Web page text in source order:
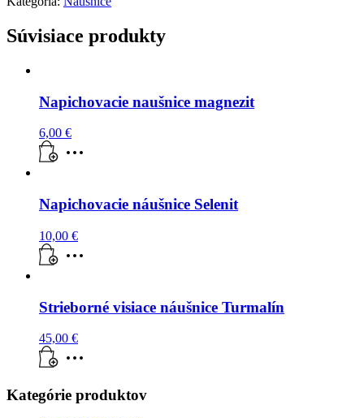
Granát
guličky
Súvisiace produkty
Napichovacie naušnice magnezit
6,00 €
Napichovacie náušnice Selenit
10,00 €
Strieborné visiace náušnice Turmalín
45,00 €
Kategórie produktov